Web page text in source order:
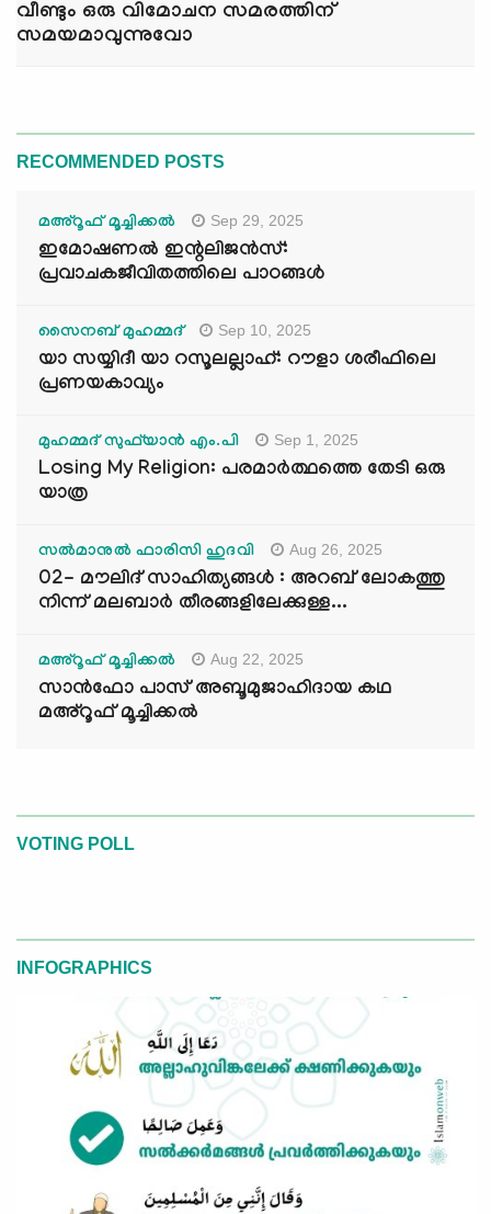
വീണ്ടും ഒരു വിമോചന സമരത്തിന്
സമയമാവുന്നുവോ
RECOMMENDED POSTS
മഅ്റൂഫ് മൂച്ചിക്കല്‍ Sep 29, 2025
ഇമോഷണൽ ഇന്റലിജൻസ്:
പ്രവാചകജീവിതത്തിലെ പാഠങ്ങൾ
സൈനബ് മുഹമ്മദ് Sep 10, 2025
യാ സയ്യിദീ യാ റസൂലല്ലാഹ്: റൗളാ ശരീഫിലെ
പ്രണയകാവ്യം
മുഹമ്മദ് സുഫ്‌യാൻ എം.പി Sep 1, 2025
Losing My Religion: പരമാർത്ഥത്തെ തേടി ഒരു
യാത്ര
സൽമാനുൽ ഫാരിസി ഹുദവി Aug 26, 2025
02- മൗലിദ് സാഹിത്യങ്ങൾ : അറബ് ലോകത്തു
നിന്ന് മലബാർ തീരങ്ങളിലേക്കുള്ള...
മഅ്റൂഫ് മൂച്ചിക്കല്‍ Aug 22, 2025
സാൻഫോ പാസ് അബൂമുജാഹിദായ കഥ
മഅ്റൂഫ് മൂച്ചിക്കല്‍
VOTING POLL
INFOGRAPHICS